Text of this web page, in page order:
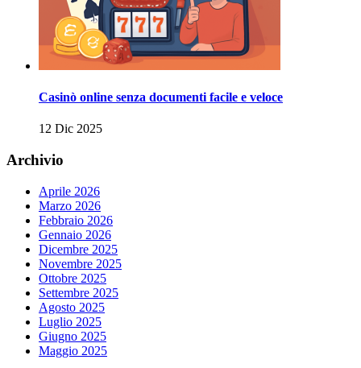
Casinò online senza documenti facile e veloce
12 Dic 2025
Archivio
Aprile 2026
Marzo 2026
Febbraio 2026
Gennaio 2026
Dicembre 2025
Novembre 2025
Ottobre 2025
Settembre 2025
Agosto 2025
Luglio 2025
Giugno 2025
Maggio 2025